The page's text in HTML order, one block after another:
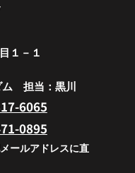
１－１
ム 担当：黒川
6065
0895
ールアドレスに直